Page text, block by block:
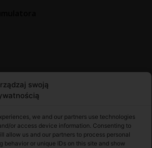
swoją
we and our partners use technologies
or access device information. Consenting to
allow us and our partners to process personal
behavior or unique IDs on this site and show